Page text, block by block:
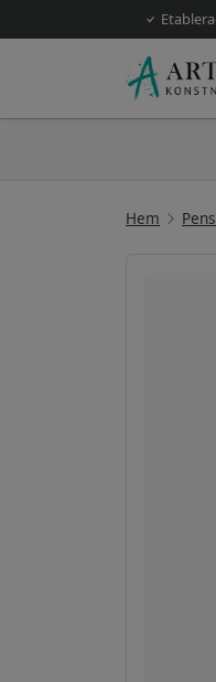
Hem